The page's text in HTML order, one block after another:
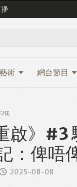
術 網台節目
集
啟》
：俾唔
2025-08-08